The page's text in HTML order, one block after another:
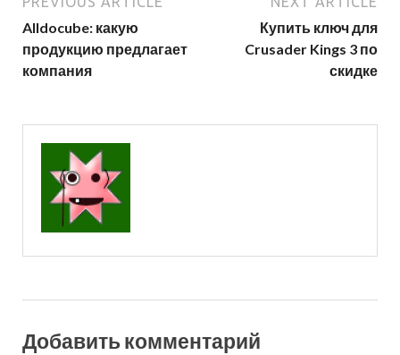
Alldocube: какую
продукцию предлагает
компания
Купить ключ для
Crusader Kings 3 по
скидке
Добавить комментарий